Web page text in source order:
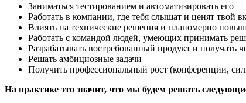
Заниматься тестированием и автоматизировать его
Работать в компании, где тебя слышат и ценят твой
Влиять на технические решения и планомерно
Работать с командой людей, умеющих принимать
Разрабатывать востребованный продукт и получать
Решать амбициозные задачи
Получить профессиональный рост (конференции,
На практике это значит, что мы будем решать